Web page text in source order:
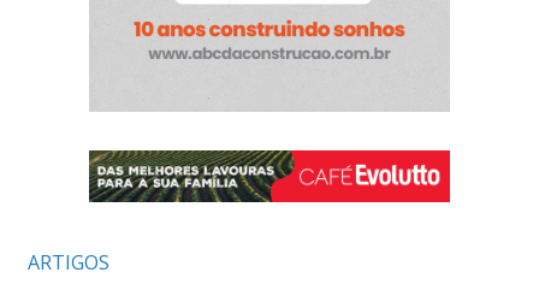
ARTIGOS